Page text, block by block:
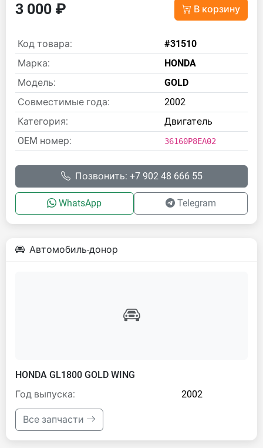
3 000 ₽ В корзину
Код товара:
#31510
Марка:
HONDA
Модель:
GOLD
Совместимые года:
2002
Категория:
Двигатель
OEM номер:
36160P8EA02
Позвонить: +7 902 48 666 55
WhatsApp Telegram
Автомобиль-донор
HONDA GL1800 GOLD WING
Год выпуска:
2002
Все запчасти